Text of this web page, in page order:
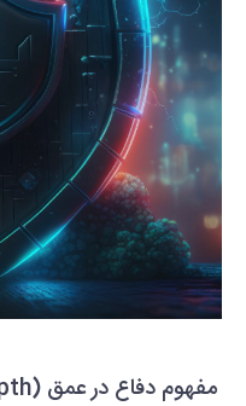
مفهوم دفاع در عمق (Defense in Depth)